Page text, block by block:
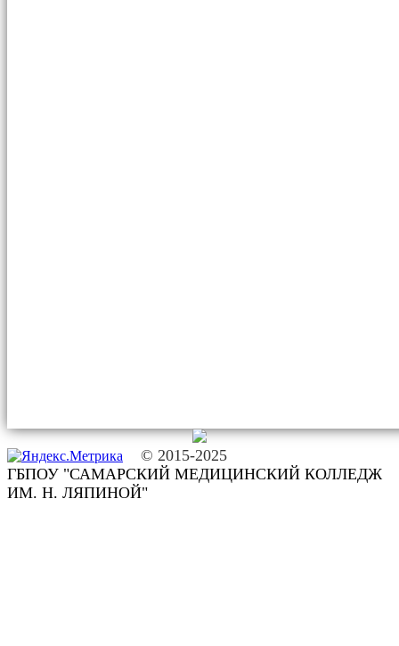
© 2015-2025
ГБПОУ "САМАРСКИЙ МЕДИЦИНСКИЙ КОЛЛЕДЖ
ИМ. Н. ЛЯПИНОЙ"